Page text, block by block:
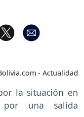
- Actualidad
la situación en
una salida